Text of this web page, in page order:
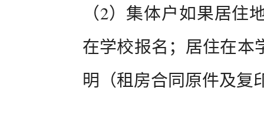
（2）集体户如果居
在学校报名；居住在本
明（租房合同原件及复